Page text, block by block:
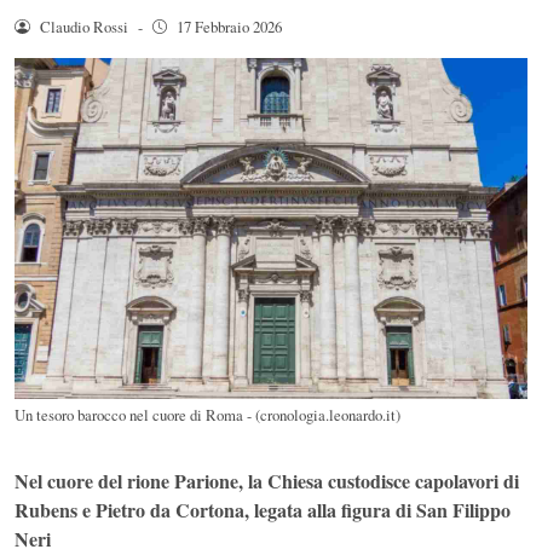
Claudio Rossi - 17 Febbraio 2026
Un tesoro barocco nel cuore di Roma - (cronologia.leonardo.it)
Nel cuore del rione Parione, la Chiesa custodisce capolavori di
Rubens e Pietro da Cortona, legata alla figura di San Filippo
Neri